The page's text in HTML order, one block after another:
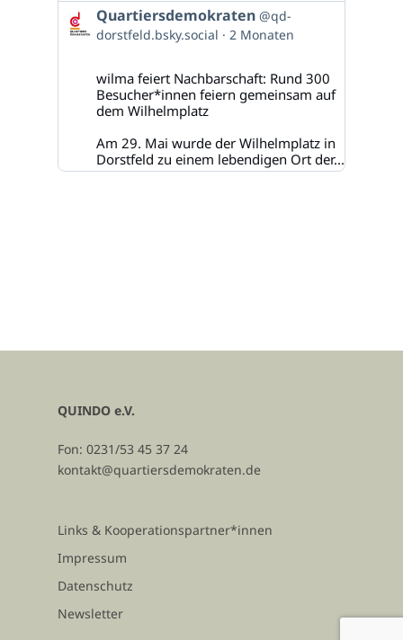
Beitrag
von
Quartiersdemokraten
Bluesky
ansehen
Quartiersdemokraten @qd-
dorstfeld.bsky.social
2 Monaten
wilma feiert Nachbarschaft: Rund 300
Besucher*innen feiern gemeinsam auf
dem Wilhelmplatz
Am 29. Mai wurde der Wilhelmplatz in
Dorstfeld zu einem lebendigen Ort der...
QUINDO e.V.
Fon: 0231/53 45 37 24
kontakt@quartiersdemokraten.de
Links & Kooperationspartner*innen
Impressum
Datenschutz
Newsletter